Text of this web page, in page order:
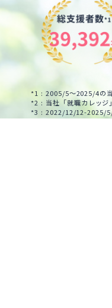
*1 : 2005/5～2025/4の
*2 : 当社「就職カレッジ
*3 : 2022/12/12-2025/5/